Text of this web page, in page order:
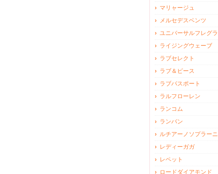
マリャージュ
メルセデスベンツ
ユニバーサルフレグ
ライジングウェーブ
ラブセレクト
ラブ＆ピース
ラブパスポート
ラルフローレン
ランコム
ランバン
ルチアーノソプラーニ
レディーガガ
レペット
ロードダイアモンド